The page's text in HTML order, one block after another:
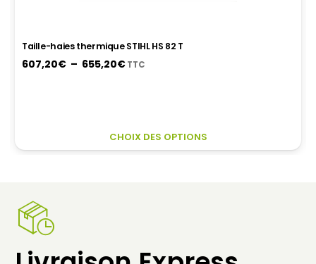
Taille-haies thermique STIHL HS 82 T
607,20€ – 655,20€Plage
655,20€
TTC
CHOIX DES OPTIONS